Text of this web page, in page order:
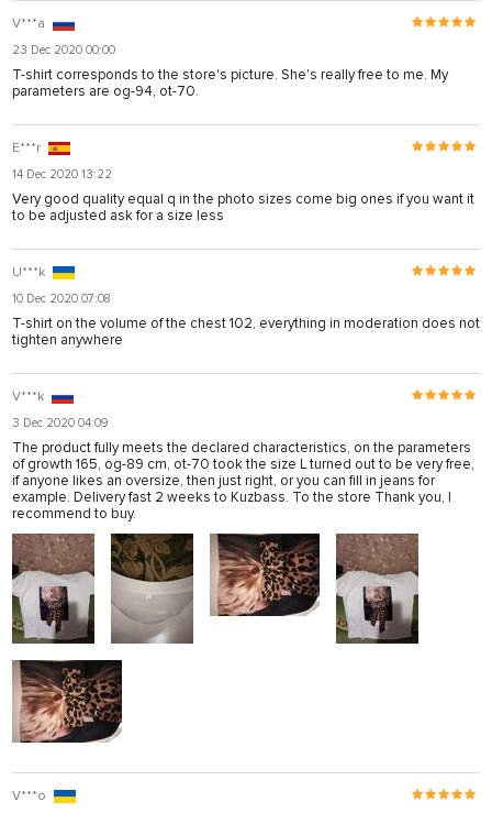
V***a
23 Dec 2020 00:00
T-shirt corresponds to the store's picture. She's really free to me. My
parameters are og-94, ot-70.
E***r
14 Dec 2020 13:22
Very good quality equal q in the photo sizes come big ones if you want it
to be adjusted ask for a size less
U***k
10 Dec 2020 07:08
T-shirt on the volume of the chest 102, everything in moderation does not
tighten anywhere
V***k
3 Dec 2020 04:09
The product fully meets the declared characteristics, on the parameters
of growth 165, og-89 cm, ot-70 took the size L turned out to be very free,
if anyone likes an oversize, then just right, or you can fill in jeans for
example. Delivery fast 2 weeks to Kuzbass. To the store Thank you, I
recommend to buy.
V***o